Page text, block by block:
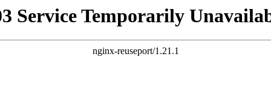
Service Temporarily
nginx-reuseport/1.21.1